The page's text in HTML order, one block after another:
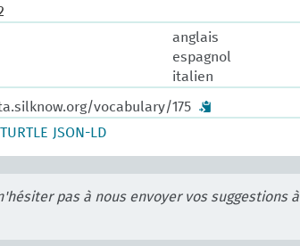
anglais
espagnol
italien
vocabulary/175
TURTLE JSON-LD
pas à nous envoyer vos suggestions à